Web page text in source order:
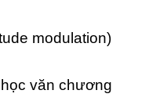
modulation)
văn chương